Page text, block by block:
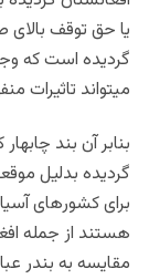
یا حق توقف بالای
گردیده است که
میتواند تاثیرات
بنابر آن بند
گردیده بدلیل
برای کشورهای
هستند از جمله